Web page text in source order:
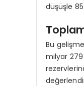
düşüşle
Bu
milyar